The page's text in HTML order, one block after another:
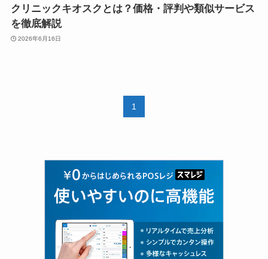
クリニックキオスクとは？価格・評判や類似サービス
を徹底解説
2026年6月16日
1